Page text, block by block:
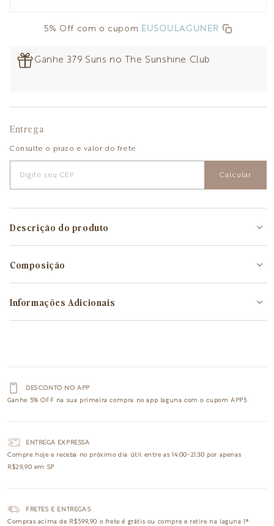
5% Off com o cupom EUSOULAGUNER
Ganhe 379 Suns no The Sunshine Club
Entrega
Consulte o prazo e valor do frete
Calcular
Descrição do produto
Composição
Informações Adicionais
DESCONTO NO APP
Ganhe 5% OFF na sua primeira compra no app laguna com o cupomAPP5
ENTREGA EXPRESSA
Compre hoje e receba no próximo dia útil entre as 14:00~21:30 por apenas
R$29,90 em SP
FRETES E ENTREGAS
Compras acima de R$599,90 o frete é grátis ou compre e retire na laguna1ª